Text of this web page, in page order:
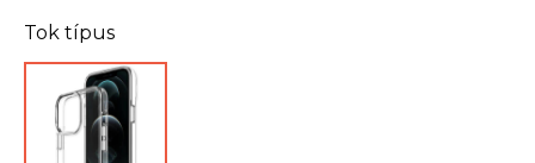
Tok típus